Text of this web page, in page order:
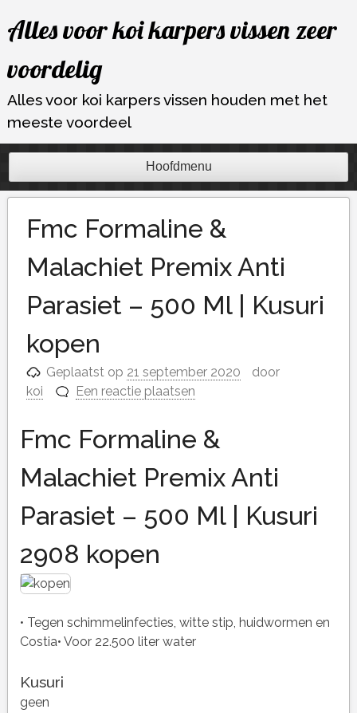
naar
inhoud
Alles voor koi karpers vissen zeer
voordelig
Alles voor koi karpers vissen houden met het
meeste voordeel
Hoofdmenu
Fmc Formaline &
Malachiet Premix Anti
Parasiet – 500 Ml | Kusuri
kopen
Geplaatst op 21 september 2020
door
koi
Een reactie plaatsen
Fmc Formaline &
Malachiet Premix Anti
Parasiet – 500 Ml | Kusuri
2908 kopen
• Tegen schimmelinfecties, witte stip, huidwormen en
Costia• Voor 22.500 liter water
Kusuri
geen